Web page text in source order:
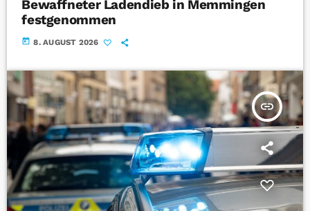
Bewaffneter Ladendieb in Memmingen
festgenommen
today 8. AUGUST 2026
insert_link